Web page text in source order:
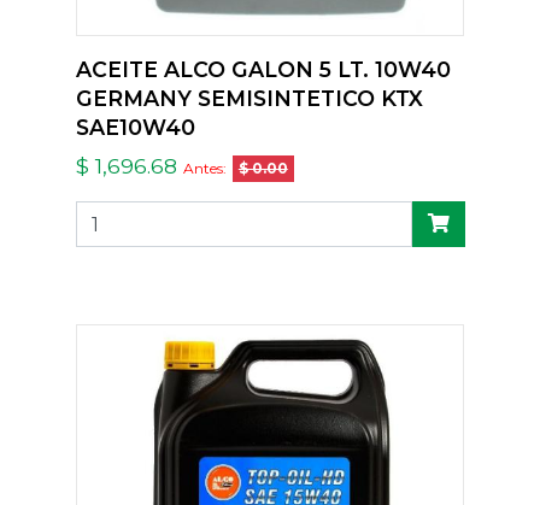
ACEITE ALCO GALON 5 LT. 10W40
GERMANY SEMISINTETICO KTX
SAE10W40
$ 1,696.68 Antes: $ 0.00